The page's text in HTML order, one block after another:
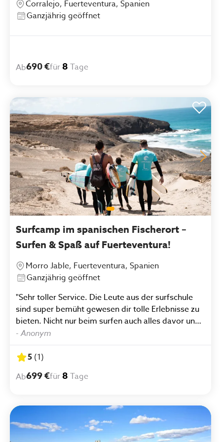
Corralejo, Fuerteventura, Spanien
Ganzjährig geöffnet
Ab690 €für 8 Tage
Surfcamp im spanischen Fischerort –
Surfen & Spaß auf Fuerteventura!
Morro Jable, Fuerteventura, Spanien
Ganzjährig geöffnet
"Sehr toller Service. Die Leute aus der surfschule
sind super bemüht gewesen dir tolle Erlebnisse zu
bieten. Nicht nur beim surfen auch alles davor und
danach war einzigartig und sehr gemeinschaftlich.
Auch moverii selbst bietet einen zuverlässigen und
tollen Service. Ich würde immer wieder hier
- Anonym
5 (1)
Ab699 €für 8 Tage